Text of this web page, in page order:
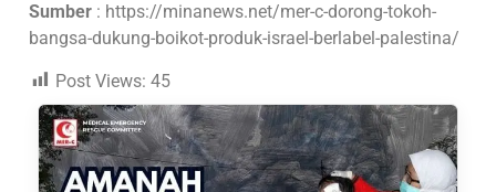
Sumber : https://minanews.net/mer-c-dorong-tokoh-
bangsa-dukung-boikot-produk-israel-berlabel-palestina/
Post Views: 45